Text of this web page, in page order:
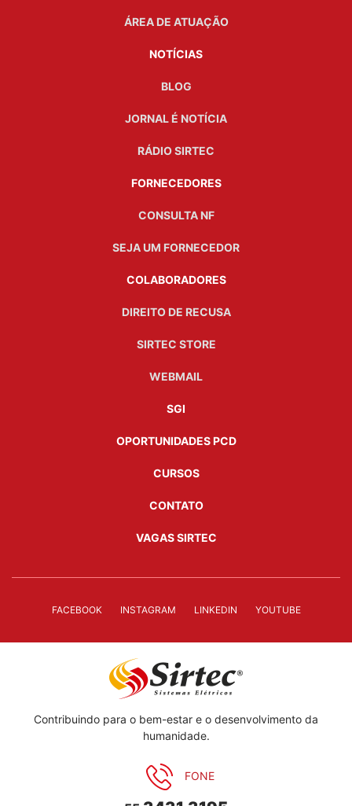
ÁREA DE ATUAÇÃO
NOTÍCIAS
BLOG
JORNAL É NOTÍCIA
RÁDIO SIRTEC
FORNECEDORES
CONSULTA NF
SEJA UM FORNECEDOR
COLABORADORES
DIREITO DE RECUSA
SIRTEC STORE
WEBMAIL
SGI
OPORTUNIDADES PCD
CURSOS
CONTATO
VAGAS SIRTEC
FACEBOOK INSTAGRAM LINKEDIN YOUTUBE
Contribuindo para o bem-estar e o desenvolvimento da
humanidade.
FONE